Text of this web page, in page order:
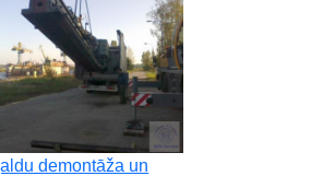
demontāža un